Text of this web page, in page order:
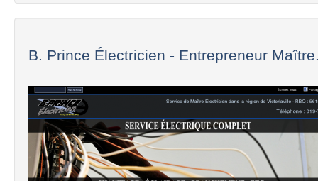
B. Prince Électricien - Entrepreneur